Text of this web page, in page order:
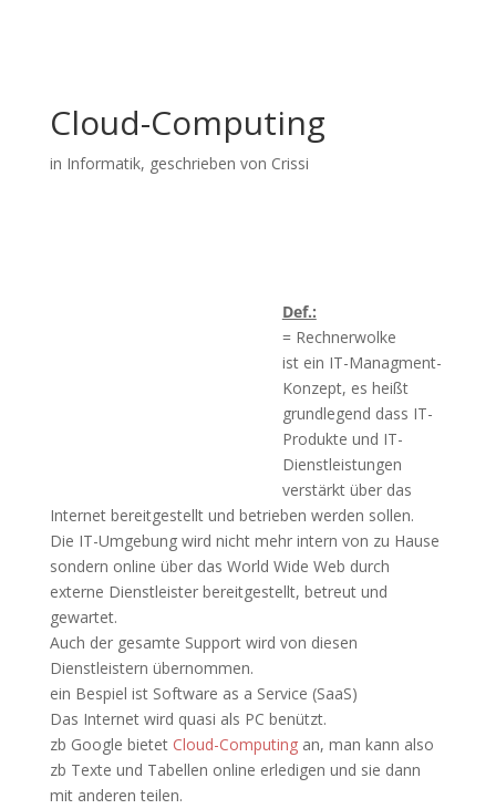
Cloud-Computing
in Informatik, geschrieben von Crissi
Def.:
= Rechnerwolke
ist ein IT-Managment-
Konzept, es heißt
grundlegend dass IT-
Produkte und IT-
Dienstleistungen
verstärkt über das
Internet bereitgestellt und betrieben werden sollen.
Die IT-Umgebung wird nicht mehr intern von zu Hause
sondern online über das World Wide Web durch
externe Dienstleister bereitgestellt, betreut und
gewartet.
Auch der gesamte Support wird von diesen
Dienstleistern übernommen.
ein Bespiel ist Software as a Service (SaaS)
Das Internet wird quasi als PC benützt.
zb Google bietet Cloud-Computingan, man kann also
zb Texte und Tabellen online erledigen und sie dann
mit anderen teilen.